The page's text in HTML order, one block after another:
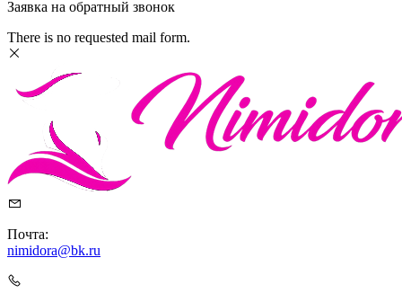
Заявка на обратный звонок
There is no requested mail form.
Почта:
nimidora@bk.ru